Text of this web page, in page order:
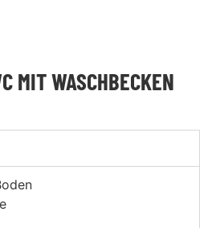
MIT WASCHBECKEN